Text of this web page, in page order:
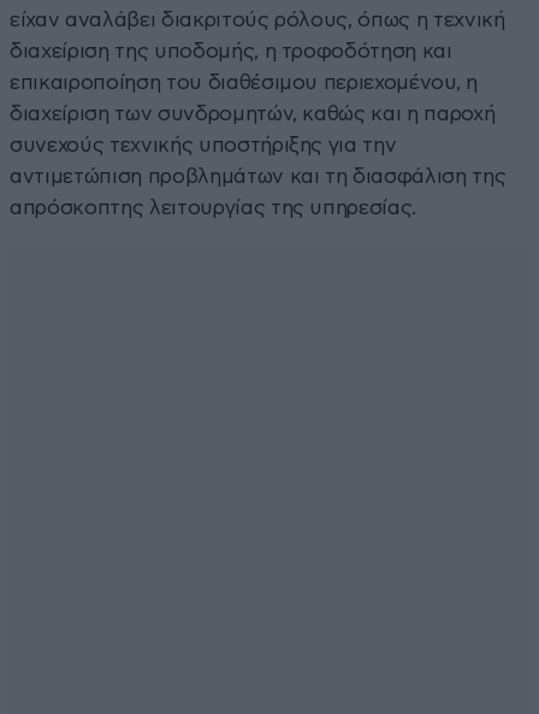
είχαν αναλάβει διακριτούς ρόλους, όπως η τεχνική
διαχείριση της υποδομής, η τροφοδότηση και
επικαιροποίηση του διαθέσιμου περιεχομένου, η
διαχείριση των συνδρομητών, καθώς και η παροχή
συνεχούς τεχνικής υποστήριξης για την
αντιμετώπιση προβλημάτων και τη διασφάλιση της
απρόσκοπτης λειτουργίας της υπηρεσίας.